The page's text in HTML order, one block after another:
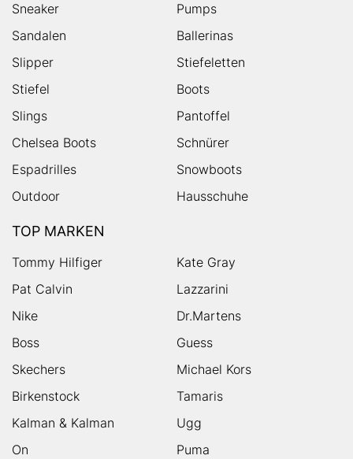
Sneaker
Pumps
Sandalen
Ballerinas
Slipper
Stiefeletten
Stiefel
Boots
Slings
Pantoffel
Chelsea Boots
Schnürer
Espadrilles
Snowboots
Outdoor
Hausschuhe
TOP MARKEN
Tommy Hilfiger
Kate Gray
Pat Calvin
Lazzarini
Nike
Dr.Martens
Boss
Guess
Skechers
Michael Kors
Birkenstock
Tamaris
Kalman & Kalman
Ugg
On
Puma